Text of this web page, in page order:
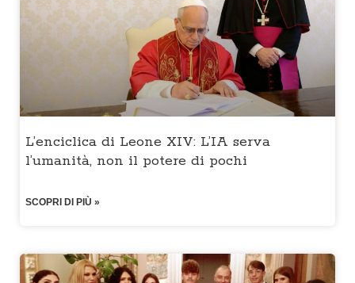
L’enciclica di Leone XIV: L’IA serva
l’umanità, non il potere di pochi
SCOPRI DI PIÙ »